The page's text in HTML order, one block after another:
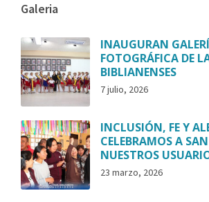
Galeria
INAUGURAN
FOTOGRÁFICA DE
BIBLIANENSES
7 julio, 2026
INCLUSIÓN, FE Y
CELEBRAMOS A
NUESTROS
23 marzo, 2026